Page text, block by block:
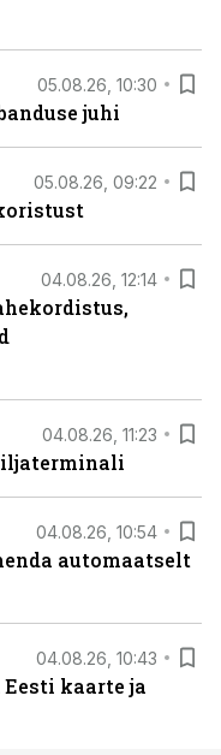
05.08.26, 10:30
juhi
05.08.26, 09:22
04.08.26, 12:14
04.08.26, 11:23
04.08.26, 10:54
automaatselt
04.08.26, 10:43
kaarte ja